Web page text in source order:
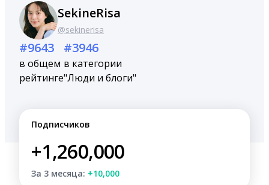
SekineRisa
@sekinerisa
#9643
в общем
рейтинге
#3946
в категории
"Люди и блоги"
Подписчиков
+1,260,000
За 3 месяца: +10,000